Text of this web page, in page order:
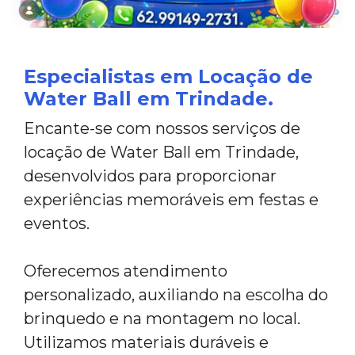
Especialistas em Locação de
Water Ball em Trindade.
Encante-se com nossos serviços de
locação de Water Ball em Trindade,
desenvolvidos para proporcionar
experiências memoráveis em festas e
eventos.
Oferecemos atendimento
personalizado, auxiliando na escolha do
brinquedo e na montagem no local.
Utilizamos materiais duráveis e